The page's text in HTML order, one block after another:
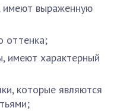
имеют выраженную
оттенка;
имеют характерный
которые являются